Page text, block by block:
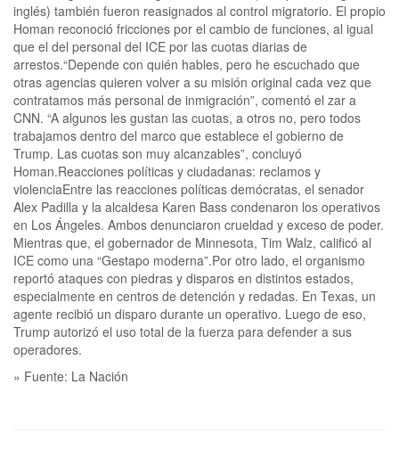
inglés) también fueron reasignados al control migratorio. El propio
Homan reconoció fricciones por el cambio de funciones, al igual
que el del personal del ICE por las cuotas diarias de
arrestos.“Depende con quién hables, pero he escuchado que
otras agencias quieren volver a su misión original cada vez que
contratamos más personal de inmigración”, comentó el zar a
CNN. “A algunos les gustan las cuotas, a otros no, pero todos
trabajamos dentro del marco que establece el gobierno de
Trump. Las cuotas son muy alcanzables”, concluyó
Homan.Reacciones políticas y ciudadanas: reclamos y
violenciaEntre las reacciones políticas demócratas, el senador
Alex Padilla y la alcaldesa Karen Bass condenaron los operativos
en Los Ángeles. Ambos denunciaron crueldad y exceso de poder.
Mientras que, el gobernador de Minnesota, Tim Walz, calificó al
ICE como una “Gestapo moderna”.Por otro lado, el organismo
reportó ataques con piedras y disparos en distintos estados,
especialmente en centros de detención y redadas. En Texas, un
agente recibió un disparo durante un operativo. Luego de eso,
Trump autorizó el uso total de la fuerza para defender a sus
operadores.
» Fuente: La Nación